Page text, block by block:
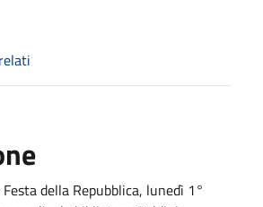
della Repubblica, lunedì 1°